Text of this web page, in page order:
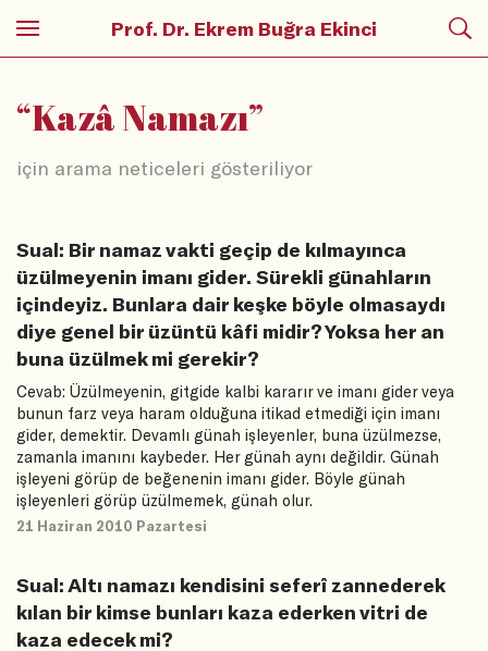
Prof. Dr. Ekrem Buğra Ekinci
“Kazâ Namazı”
için arama neticeleri gösteriliyor
Sual: Bir namaz vakti geçip de kılmayınca
üzülmeyenin imanı gider. Sürekli günahların
içindeyiz. Bunlara dair keşke böyle olmasaydı
diye genel bir üzüntü kâfi midir? Yoksa her an
buna üzülmek mi gerekir?
Cevab: Üzülmeyenin, gitgide kalbi kararır ve imanı gider veya
bunun farz veya haram olduğuna itikad etmediği için imanı
gider, demektir. Devamlı günah işleyenler, buna üzülmezse,
zamanla imanını kaybeder. Her günah aynı değildir. Günah
işleyeni görüp de beğenenin imanı gider. Böyle günah
işleyenleri görüp üzülmemek, günah olur.
21 Haziran 2010 Pazartesi
Sual: Altı namazı kendisini seferî zannederek
kılan bir kimse bunları kaza ederken vitri de
kaza edecek mi?